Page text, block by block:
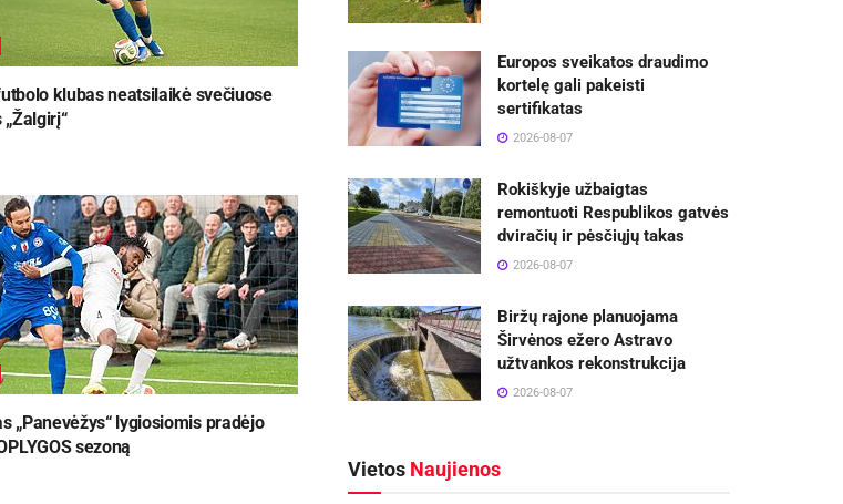
klubas neatsilaikė svečiuose
„Panevėžys“ lygiosiomis pradėjo
sezoną
Europos sveikatos draudimo
kortelę gali pakeisti
sertifikatas
2026-08-07
Rokiškyje užbaigtas
remontuoti Respublikos gatvės
dviračių ir pėsčiųjų takas
2026-08-07
Biržų rajone planuojama
Širvėnos ežero Astravo
užtvankos rekonstrukcija
2026-08-07
Vietos Naujienos